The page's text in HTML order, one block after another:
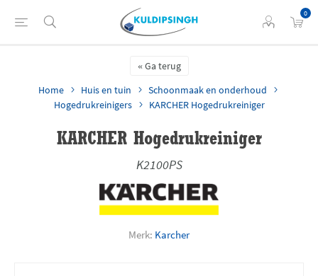
0
Ga terug
Home
Huis en tuin
Schoonmaak en onderhoud
Hogedrukreinigers
KARCHER Hogedrukreiniger
KARCHER Hogedrukreiniger
K2100PS
Merk: Karcher